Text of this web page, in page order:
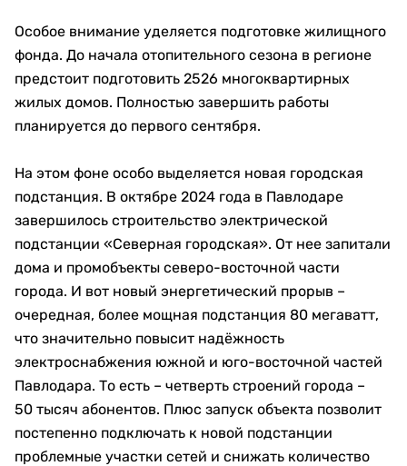
Особое внимание уделяется подготовке жилищного
фонда. До начала отопительного сезона в регионе
предстоит подготовить 2526 многоквартирных
жилых домов. Полностью завершить работы
планируется до первого сентября.
На этом фоне особо выделяется новая городская
подстанция. В октябре 2024 года в Павлодаре
завершилось строительство электрической
подстанции «Северная городская». От нее запитали
дома и промобъекты северо-восточной части
города. И вот новый энергетический прорыв –
очередная, более мощная подстанция 80 мегаватт,
что значительно повысит надёжность
электроснабжения южной и юго-восточной частей
Павлодара. То есть – четверть строений города –
50 тысяч абонентов. Плюс запуск объекта позволит
постепенно подключать к новой подстанции
проблемные участки сетей и снижать количество